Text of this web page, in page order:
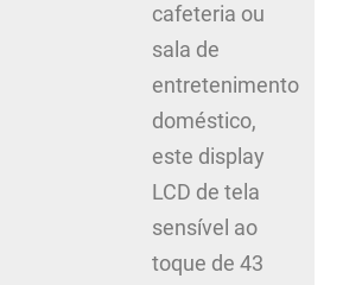
cafeteria ou
sala de
entretenimento
doméstico,
este display
LCD de tela
sensível ao
toque de 43